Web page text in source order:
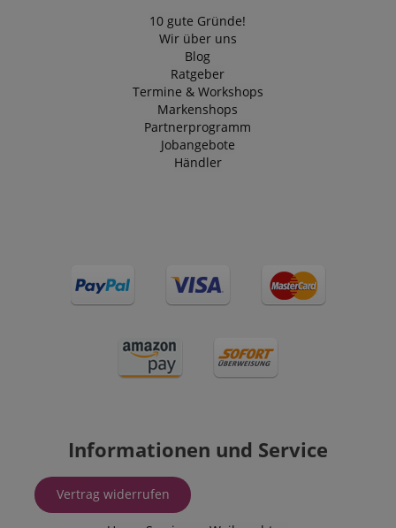
10 gute Gründe!
Wir über uns
Blog
Ratgeber
Termine & Workshops
Markenshops
Partnerprogramm
Jobangebote
Händler
Informationen und Service
Vertrag widerrufen